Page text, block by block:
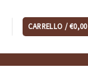
CARRELLO /€0,00